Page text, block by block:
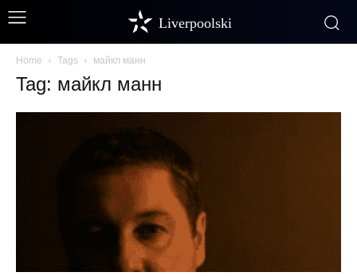
Liverpoolski
Home Tags майкл манн
Tag: майкл манн